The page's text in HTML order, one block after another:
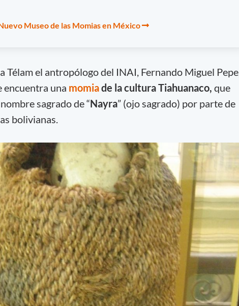
Museo de las Momias en México
Télam el antropólogo del INAI, Fernando Miguel Pepe,
encuentra una momiade la cultura Tiahuanaco, que
sagrado de “Nayra” (ojo sagrado) por parte de
bolivianas.